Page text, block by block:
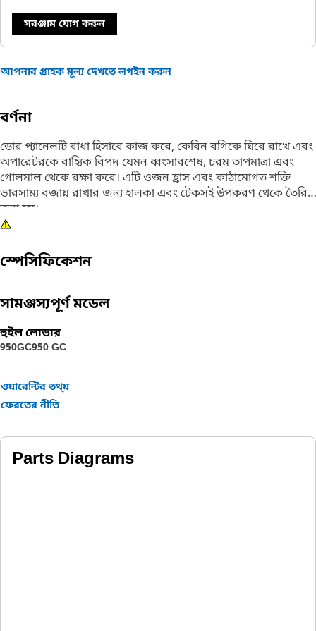
সরঞ্জাম যোগ করুন
আপনার গ্রাহক মূল্য দেখতে লগইন করুন
বর্ণনা
ডোর প্যানেলটি বাধা হিসাবে কাজ করে, কেবিন বগিকে ঘিরে রাখে এবং
অপারেটরকে বাহ্যিক বিপদ যেমন ধ্বংসাবশেষ, চরম তাপমাত্রা এবং
গোলমাল থেকে রক্ষা করে। এটি ওজন হ্রাস এবং কাঠামোগত শক্তি
ভারসাম্য বজায় রাখার জন্য হালকা এবং টেকসই উপকরণ থেকে তৈরি
করা হয়।
• শক এবং কম্পন বাহিনী প্রতিরোধ করার জন্য ডিজাইন করা হয়েছে
ডোর প্যানেল কেবিনের অভ্যন্তরে অবস্থিত অপারেটর এবং
সরঞ্জামগুলির নিরাপত্তা নিশ্চিত করে।
স্পেসিফিকেশন
সামঞ্জস্যপূর্ণ মডেল
হুইল লোডার
950GC950 GC
ওয়ারেন্টির তথ্য়
ফেরতের নীতি
Parts Diagrams